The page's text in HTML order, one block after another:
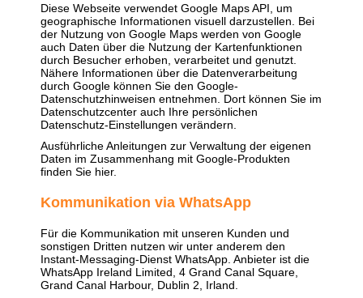
Diese Webseite verwendet Google Maps API, um
geographische Informationen visuell darzustellen. Bei
der Nutzung von Google Maps werden von Google
auch Daten über die Nutzung der Kartenfunktionen
durch Besucher erhoben, verarbeitet und genutzt.
Nähere Informationen über die Datenverarbeitung
durch Google können Sie den Google-
Datenschutzhinweisen entnehmen. Dort können Sie im
Datenschutzcenter auch Ihre persönlichen
Datenschutz-Einstellungen verändern.
Ausführliche Anleitungen zur Verwaltung der eigenen
Daten im Zusammenhang mit Google-Produkten
finden Sie hier.
Kommunikation via WhatsApp
Für die Kommunikation mit unseren Kunden und
sonstigen Dritten nutzen wir unter anderem den
Instant-Messaging-Dienst WhatsApp. Anbieter ist die
WhatsApp Ireland Limited, 4 Grand Canal Square,
Grand Canal Harbour, Dublin 2, Irland.